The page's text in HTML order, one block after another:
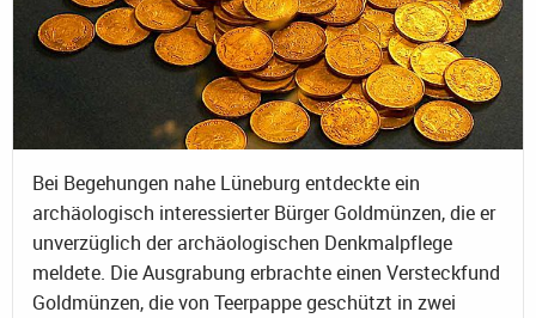
Bei Begehungen nahe Lüneburg entdeckte ein
archäologisch interessierter Bürger Goldmünzen, die er
unverzüglich der archäologischen Denkmalpflege
meldete. Die Ausgrabung erbrachte einen Versteckfund
Goldmünzen, die von Teerpappe geschützt in zwei